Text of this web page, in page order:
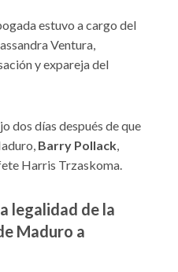
estuvo a cargo del
Ventura,
y expareja del
dos días después de que
Barry Pollack,
Harris Trzaskoma.
legalidad de la
Maduro a